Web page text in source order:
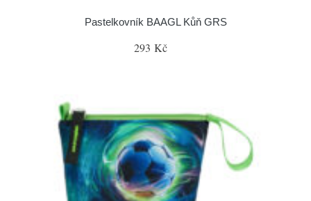
Pastelkovník BAAGL Kůň GRS
293 Kč